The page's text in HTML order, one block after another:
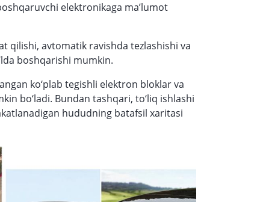
elektronikaga ma’lumot
qilishi, avtomatik ravishda tezlashishi va
boshqarishi mumkin.
ko‘plab tegishli elektron bloklar va
bo‘ladi. Bundan tashqari, to‘liq ishlashi
hududning batafsil xaritasi